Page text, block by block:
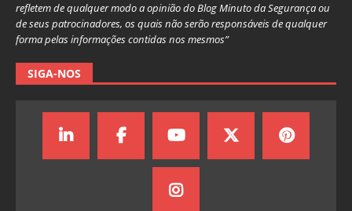
refletem de qualquer modo a opinião do Blog Minuto da Segurança ou
de seus patrocinadores, os quais não serão responsáveis de qualquer
forma pelas informações contidas nos mesmos”
SIGA-NOS